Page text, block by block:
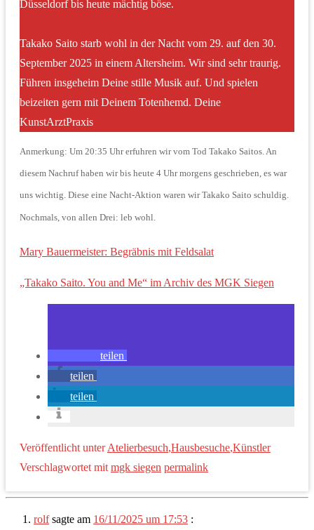
Düsseldorf bis heute mächtig böse.
Takako Saito starb wohl in der Nacht vom 29. auf den 30.
September 2025 in einem Altersheim. Wir sind sehr traurig.
Führen insgeheim Deine stille Musik auf. Und spielen
beizeiten gern mit Deinem Totenhemd. Deine
KunstArztPraxis
Anmerkung: Um 20:35 Uhr erfuhren wir vom Tod Takako Saitos. An
diesem Nachruf haben wir bis heute 4 Uhr morgens geschrieben, es war
uns wichtig. Diese eine Nacht-Aktion waren wir Takako Saito schuldig.
Nochmals, von allen Drei: leb wohl.
Mary Bauermeister: Begräbnis mit Feldsalat
„Takako Saito. You and Me“ im Archiv des MGK Siegen
teilen
teilen
teilen
Veröffentlicht unter Atelierbesuch,Hausbesuche,Künstler
Verschlagwortet mit mgk siegen permalink
rolfsagte am 16/11/2025 um 17:53 :